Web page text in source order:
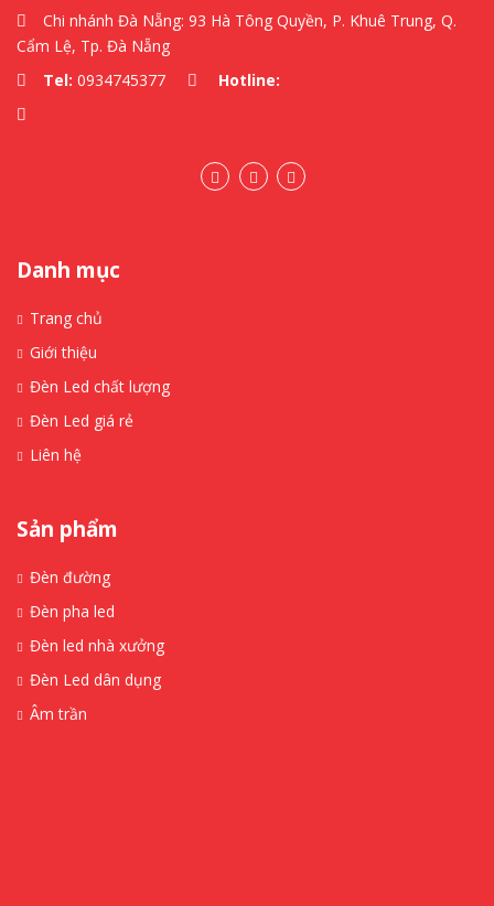
Chi nhánh Đà Nẵng: 93 Hà Tông Quyền, P. Khuê Trung, Q.
Cẩm Lệ, Tp. Đà Nẵng
Tel: 0934745377 Hotline:
Danh mục
Trang chủ
Giới thiệu
Đèn Led chất lượng
Đèn Led giá rẻ
Liên hệ
Sản phẩm
Đèn đường
Đèn pha led
Đèn led nhà xưởng
Đèn Led dân dụng
Âm trần